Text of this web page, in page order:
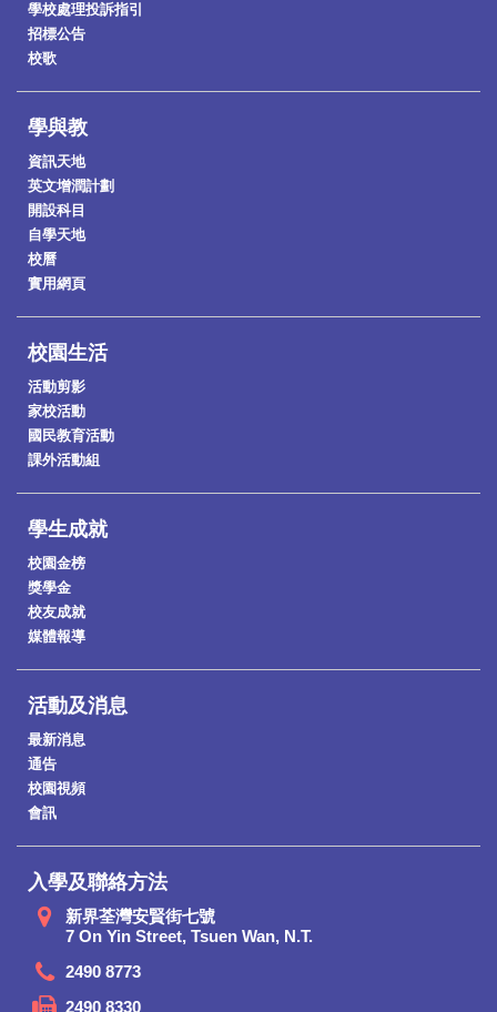
學校處理投訴指引
招標公告
校歌
學與教
資訊天地
英文增潤計劃
開設科目
自學天地
校曆
實用網頁
校園生活
活動剪影
家校活動
國民教育活動
課外活動組
學生成就
校園金榜
獎學金
校友成就
媒體報導
活動及消息
最新消息
通告
校園視頻
會訊
入學及聯絡方法
新界荃灣安賢街七號
7 On Yin Street, Tsuen Wan, N.T.
2490 8773
2490 8330